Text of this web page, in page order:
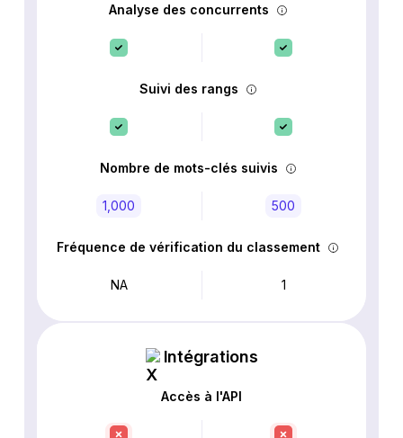
Analyse des concurrents
Suivi des rangs
Nombre de mots-clés suivis
1,000 500
Fréquence de vérification du classement
NA 1
Intégrations
Accès à l'API